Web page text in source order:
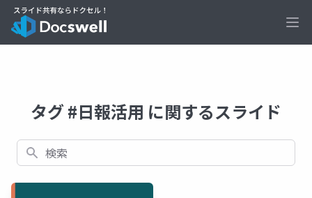
タグ #日報活用 に関するスライド
検索